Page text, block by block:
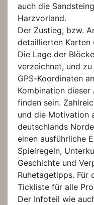
auch die
Harzvorland.
Der Zustieg, bzw.
detaillierten Karten
Die Lage der
verzeichnet, und
GPS-Koordinaten
Kombination
finden sein.
und die Motivation
deutschlands
einen ausführliche
Spielregeln,
Geschichte und
Ruhetagetipps. Für
Tickliste für alle
Der Infoteil wie